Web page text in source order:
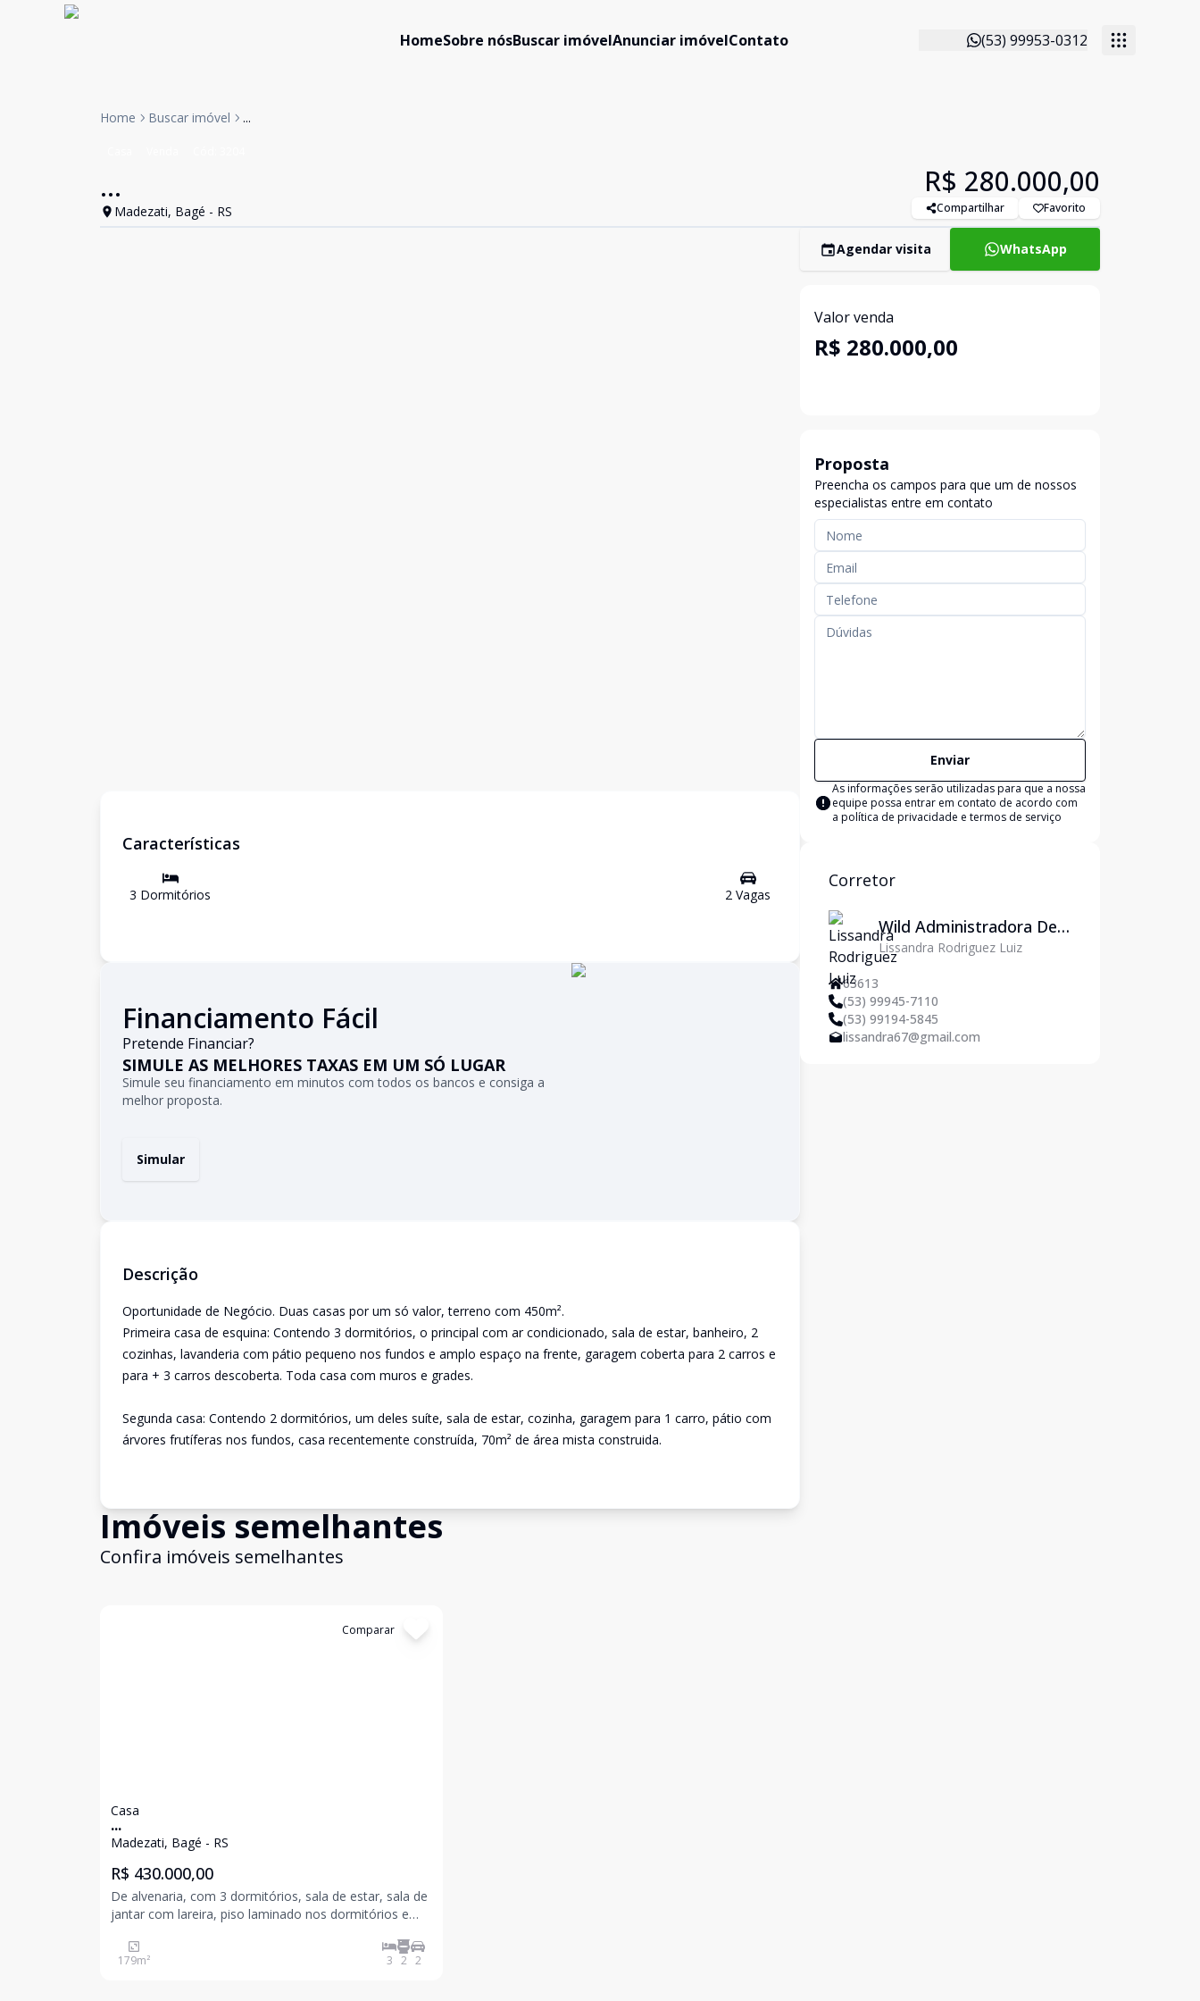
HomeSobre nósBuscar imóvelAnunciar imóvelContato (53) 99953-0312
Home Buscar imóvel ...
...
Madezati, Bagé - RS
R$ 280.000,00
Compartilhar Favorito
Características
3 Dormitórios 2 Vagas
Financiamento Fácil
Pretende Financiar?
SIMULE AS MELHORES TAXAS EM UM SÓ LUGAR
Simule seu financiamento em minutos com todos os bancos e consiga a
melhor proposta.
Simular
Descrição
Oportunidade de Negócio. Duas casas por um só valor, terreno com 450m².
Primeira casa de esquina: Contendo 3 dormitórios, o principal com ar condicionado, sala de estar, banheiro, 2
cozinhas, lavanderia com pátio pequeno nos fundos e amplo espaço na frente, garagem coberta para 2 carros e
para + 3 carros descoberta. Toda casa com muros e grades.
Segunda casa: Contendo 2 dormitórios, um deles suíte, sala de estar, cozinha, garagem para 1 carro, pátio com
árvores frutíferas nos fundos, casa recentemente construída, 70m² de área mista construida.
Imóveis semelhantes
Confira imóveis semelhantes
Comparar
Casa
...
Madezati, Bagé - RS
R$ 430.000,00
De alvenaria, com 3 dormitórios, sala de estar, sala de
jantar com lareira, piso laminado nos dormitórios e
179m² 3 2 2
Agendar visita WhatsApp
Valor venda
R$ 280.000,00
Proposta
Preencha os campos para que um de nossos
especialistas entre em contato
Enviar
As informações serão utilizadas para que a nossa
equipe possa entrar em contato de acordo com
a política de privacidade e termos de serviço
Corretor
Wild Administradora De
Imóveis Ltda
Lissandra Rodriguez Luiz
63613
(53) 99945-7110
(53) 99194-5845
lissandra67@gmail.com